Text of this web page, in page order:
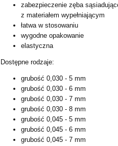
zabezpieczenie zęba
zmateriałem wypełniającym
łatwa w stosowaniu
wygodne opakowanie
elastyczna
Dostępne rodzaje:
grubość 0,030 - 5 mm
grubość 0,030 - 6 mm
grubość 0,030 - 7 mm
grubość 0,030 - 8 mm
grubość 0,045 - 5 mm
grubość 0,045 - 6 mm
grubość 0,045 - 7 mm